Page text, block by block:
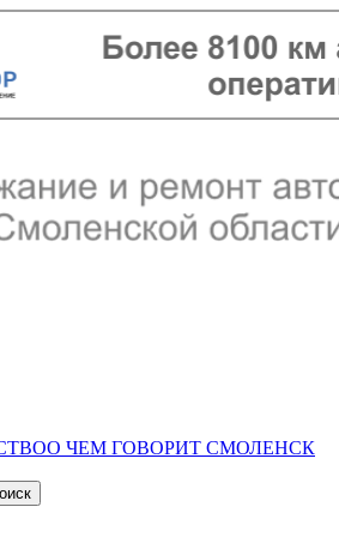
О ЧЕМ ГОВОРИТ СМОЛЕНСК